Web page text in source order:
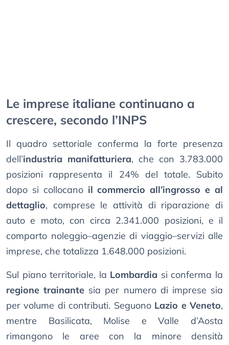
Le imprese italiane continuano a
crescere, secondo l’INPS
Il quadro settoriale conferma la forte presenza
dell’industria manifatturiera, che con 3.783.000
posizioni rappresenta il 24% del totale. Subito
dopo si collocano il commercio all’ingrosso e al
dettaglio, comprese le attività di riparazione di
auto e moto, con circa 2.341.000 posizioni, e il
comparto noleggio–agenzie di viaggio–servizi alle
imprese, che totalizza 1.648.000 posizioni.
Sul piano territoriale, la Lombardia si conferma la
regione trainante sia per numero di imprese sia
per volume di contributi. Seguono Lazio e Veneto,
mentre Basilicata, Molise e Valle d’Aosta
rimangono le aree con la minore densità